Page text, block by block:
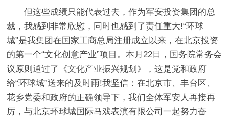
但这些成绩只能代表过去，作为军安投资集团的总
裁，我感到非常欣慰，同时也感到了责任重大!“环球
城”是我集团在国家工商总局注册成立以来，在北京投资
的第一个“文化创意产业”项目。本月22日，国务院常务会
议原则通过了《文化产业振兴规划》，这是党和政府
给“环球城”送来的及时雨!我坚信：在北京市、丰台区、
花乡党委和政府的正确领导下，我们全体军安人再接再
厉，与北京环球城国际马戏表演有限公司一起努力奋